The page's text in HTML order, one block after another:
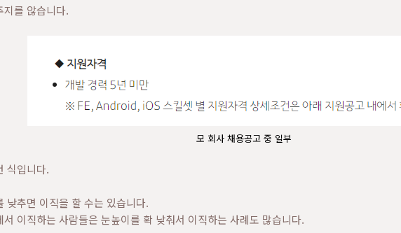
지를 않습니다.
모 회사 채용공고 중 일부
식입니다.
낮추면 이직을 할 수는 있습니다.
서 이직하는 사람들은 눈높이를 확 낮춰서 이직하는 사례도 많습니다.